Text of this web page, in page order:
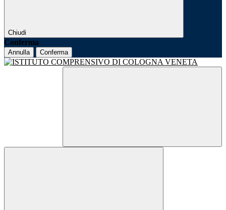
Chiudi
Conferma
Annulla Conferma